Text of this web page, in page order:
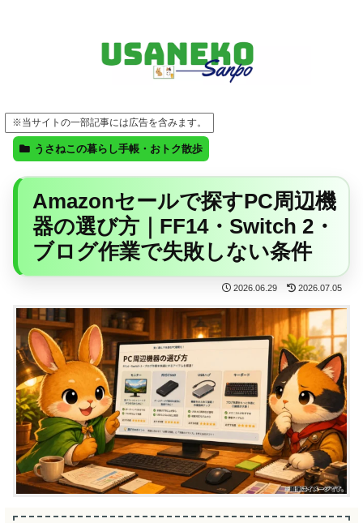
※当サイトの一部記事には広告を含みます。
うさねこの暮らし手帳・おトク散歩
Amazonセールで探すPC周辺機
器の選び方｜FF14・Switch 2・
ブログ作業で失敗しない条件
2026.06.29 2026.07.05